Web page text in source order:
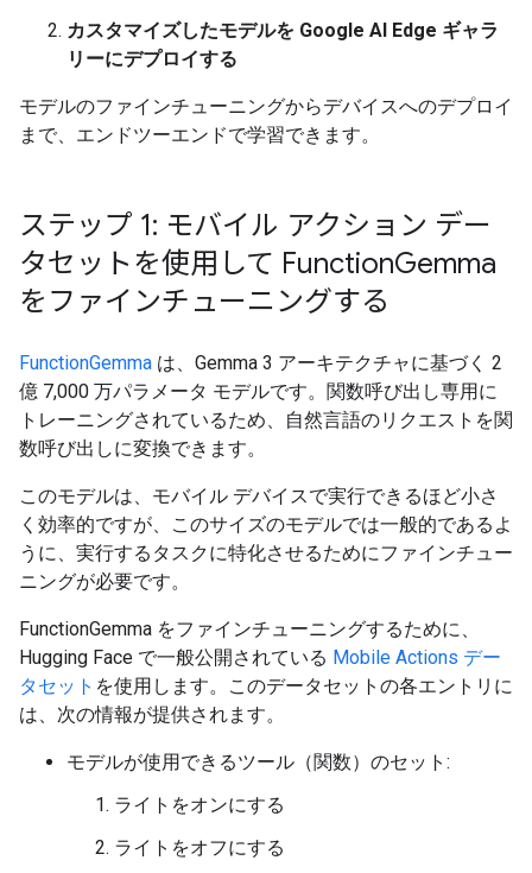
カスタマイズしたモデルを Google AI Edge ギャラ
リーにデプロイする
モデルのファインチューニングからデバイスへのデプロイ
まで、エンドツーエンドで学習できます。
ステップ 1: モバイル アクション デー
タセットを使用して FunctionGemma
をファインチューニングする
FunctionGemma は、Gemma 3 アーキテクチャに基づく 2
億 7,000 万パラメータ モデルです。関数呼び出し専用に
トレーニングされているため、自然言語のリクエストを関
数呼び出しに変換できます。
このモデルは、モバイル デバイスで実行できるほど小さ
く効率的ですが、このサイズのモデルでは一般的であるよ
うに、実行するタスクに特化させるためにファインチュー
ニングが必要です。
FunctionGemma をファインチューニングするために、
Hugging Face で一般公開されている Mobile Actions デー
タセット を使用します。このデータセットの各エントリに
は、次の情報が提供されます。
モデルが使用できるツール（関数）のセット:
ライトをオンにする
ライトをオフにする